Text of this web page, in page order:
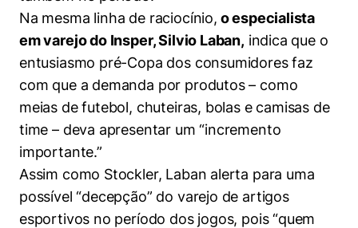
Na mesma linha de raciocínio, o especialista
em varejo do Insper, Silvio Laban, indica que o
entusiasmo pré-Copa dos consumidores faz
com que a demanda por produtos – como
meias de futebol, chuteiras, bolas e camisas de
time – deva apresentar um “incremento
importante.”
Assim como Stockler, Laban alerta para uma
possível “decepção” do varejo de artigos
esportivos no período dos jogos, pois “quem